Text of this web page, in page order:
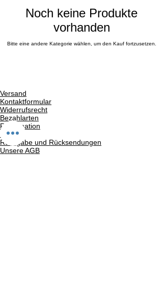
Noch keine Produkte
vorhanden
Bitte eine andere Kategorie wählen, um den Kauf fortzusetzen.
Versand
Kontaktformular
Widerrufsrecht
Bezahlarten
Reklamation
FAQ
Rückgabe und Rücksendungen
Unsere AGB